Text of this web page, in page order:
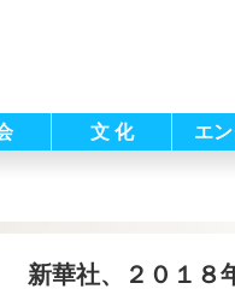
文 化 エ
新華社、２０１８